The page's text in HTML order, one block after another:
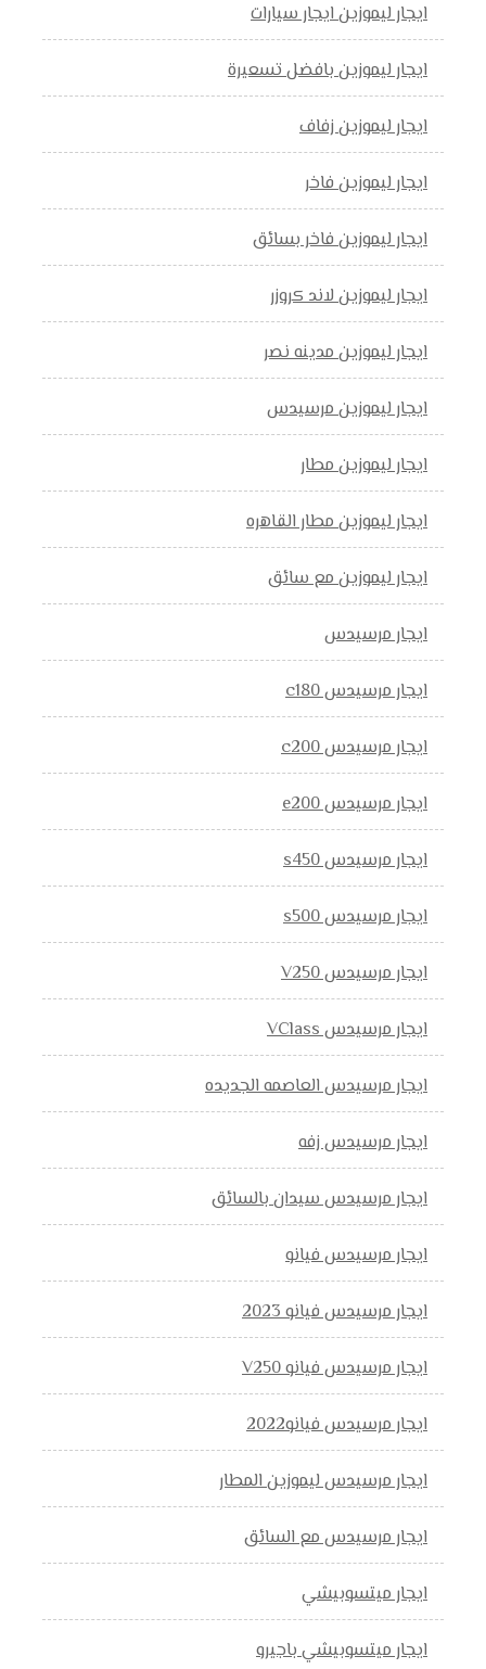
ايجار ليموزين ايجار سيارات
ايجار ليموزين بافضل تسعيرة
ايجار ليموزين زفاف
ايجار ليموزين فاخر
ايجار ليموزين فاخر بسائق
ايجار ليموزين لاند كروزر
ايجار ليموزين مدينه نصر
ايجار ليموزين مرسيدس
ايجار ليموزين مطار
ايجار ليموزين مطار القاهره
ايجار ليموزين مع سائق
ايجار مرسيدس
ايجار مرسيدس c180
ايجار مرسيدس c200
ايجار مرسيدس e200
ايجار مرسيدس s450
ايجار مرسيدس s500
ايجار مرسيدس V250
ايجار مرسيدس VClass
ايجار مرسيدس العاصمه الجديده
ايجار مرسيدس زفه
ايجار مرسيدس سيدان بالسائق
ايجار مرسيدس فيانو
ايجار مرسيدس فيانو 2023
ايجار مرسيدس فيانو V250
ايجار مرسيدس فيانو2022
ايجار مرسيدس ليموزين المطار
ايجار مرسيدس مع السائق
ايجار ميتسوبيشي
ايجار ميتسوبيشي باجيرو